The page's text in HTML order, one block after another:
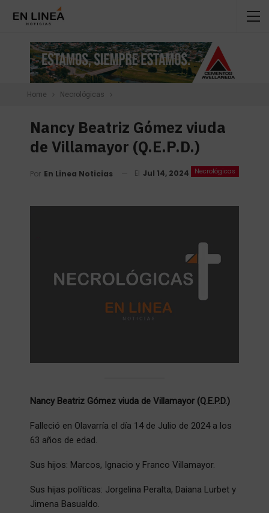
Home Necrológicas
Nancy Beatriz Gómez viuda
de Villamayor (Q.E.P.D.)
Necrológicas
Por En Linea Noticias El Jul 14, 2024
Nancy Beatriz Gómez viuda de Villamayor (Q.E.P.D.)
Falleció en Olavarría el día 14 de Julio de 2024 a los
63 años de edad.
Sus hijos: Marcos, Ignacio y Franco Villamayor.
Sus hijas políticas: Jorgelina Peralta, Daiana Lurbet y
Jimena Basualdo.